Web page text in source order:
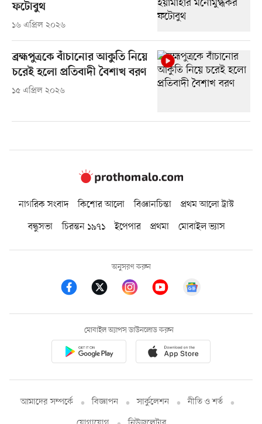
ফটোবুথ
১৬ এপ্রিল ২০২৬
ব্রহ্মপুত্রকে বাঁচানোর আকুতি নিয়ে
চরেই হলো প্রতিবাদী বৈশাখ বরণ
১৫ এপ্রিল ২০২৬
নাগরিক সংবাদ কিশোর আলো বিজ্ঞানচিন্তা
প্রথম আলো ট্রাস্ট
বন্ধুসভা
চিরন্তন ১৯৭১ ইপেপার প্রথমা মোবাইল ভ্যাস
অনুসরণ করুন
মোবাইল অ্যাপস ডাউনলোড করুন
আমাদের সম্পর্কে বিজ্ঞাপন সার্কুলেশন
নীতি ও শর্ত